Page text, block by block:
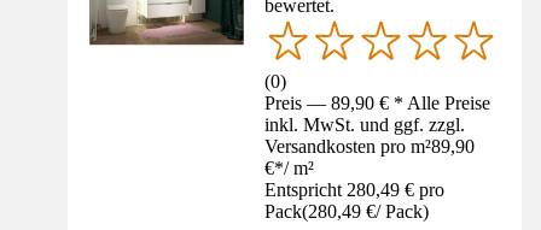
bewertet.
(0)
Preis — 89,90 € * Alle Preise
inkl. MwSt. und ggf. zzgl.
Versandkosten pro m²89,90
€*/ m²
Entspricht 280,49 € pro
Pack(280,49 €/ Pack)